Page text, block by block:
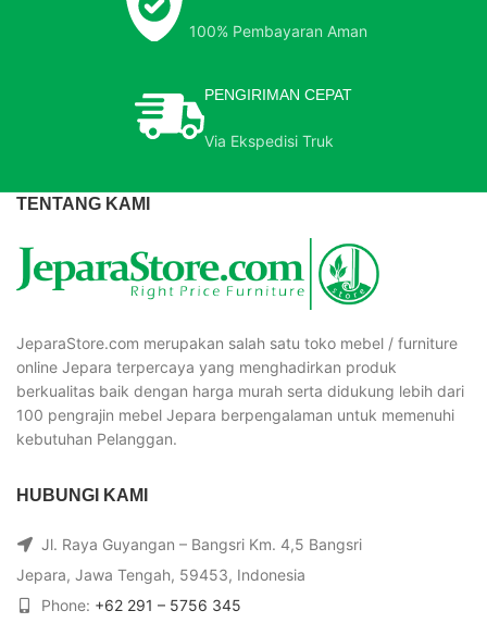
100% Pembayaran Aman
PENGIRIMAN CEPAT
Via Ekspedisi Truk
TENTANG KAMI
JeparaStore.com merupakan salah satu toko mebel / furniture
online Jepara terpercaya yang menghadirkan produk
berkualitas baik dengan harga murah serta didukung lebih dari
100 pengrajin mebel Jepara berpengalaman untuk memenuhi
kebutuhan Pelanggan.
HUBUNGI KAMI
Jl. Raya Guyangan – Bangsri Km. 4,5 Bangsri
Jepara, Jawa Tengah, 59453, Indonesia
Phone: +62 291 – 5756 345